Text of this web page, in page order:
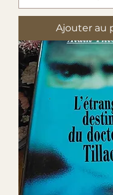
Ajouter au